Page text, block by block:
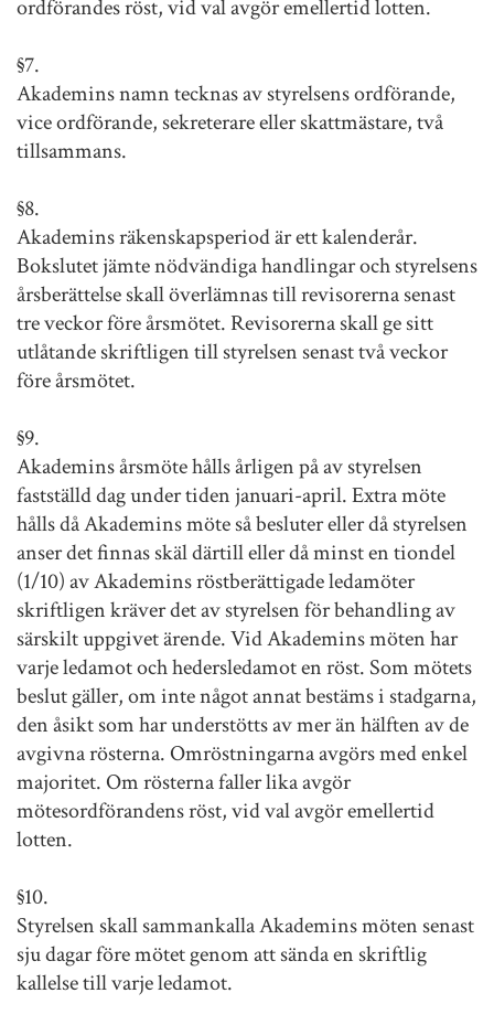
ordförandes röst, vid val avgör emellertid lotten.
§7.
Akademins namn tecknas av styrelsens ordförande,
vice ordförande, sekreterare eller skattmästare, två
tillsammans.
§8.
Akademins räkenskapsperiod är ett kalenderår.
Bokslutet jämte nödvändiga handlingar och styrelsens
årsberättelse skall överlämnas till revisorerna senast
tre veckor före årsmötet. Revisorerna skall ge sitt
utlåtande skriftligen till styrelsen senast två veckor
före årsmötet.
§9.
Akademins årsmöte hålls årligen på av styrelsen
fastställd dag under tiden januari-april. Extra möte
hålls då Akademins möte så besluter eller då styrelsen
anser det finnas skäl därtill eller då minst en tiondel
(1/10) av Akademins röstberättigade ledamöter
skriftligen kräver det av styrelsen för behandling av
särskilt uppgivet ärende. Vid Akademins möten har
varje ledamot och hedersledamot en röst. Som mötets
beslut gäller, om inte något annat bestäms i stadgarna,
den åsikt som har understötts av mer än hälften av de
avgivna rösterna. Omröstningarna avgörs med enkel
majoritet. Om rösterna faller lika avgör
mötesordförandens röst, vid val avgör emellertid
lotten.
§10.
Styrelsen skall sammankalla Akademins möten senast
sju dagar före mötet genom att sända en skriftlig
kallelse till varje ledamot.